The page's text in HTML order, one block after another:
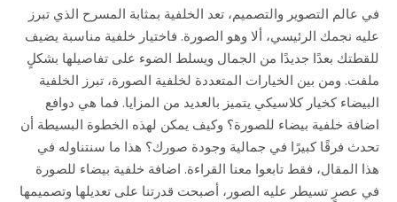
في عالم التصوير والتصميم، تعد الخلفية بمثابة المسرح الذي تبرز
عليه نجمك الرئيسي، ألا وهو الصورة. فاختيار خلفية مناسبة يضيف
للقطتك بعدًا جديدًا من الجمال ويسلط الضوء على تفاصيلها بشكلٍ
ملفت. ومن بين الخيارات المتعددة لخلفية الصورة، تبرز الخلفية
البيضاء كخيار كلاسيكي يتميز بالعديد من المزايا. فما هي دوافع
اضافة خلفية بيضاء للصورة؟ وكيف يمكن لهذه الخطوة البسيطة أن
تحدث فرقًا كبيرًا في جمالية وجودة صورك؟ هذا ما سنتناوله في
هذا المقال، فقط تابعوا معنا القراءة. اضافة خلفية بيضاء للصورة
في عصرٍ تسيطر عليه الصور، أصبحت قدرتنا على تعديلها وتصميمها